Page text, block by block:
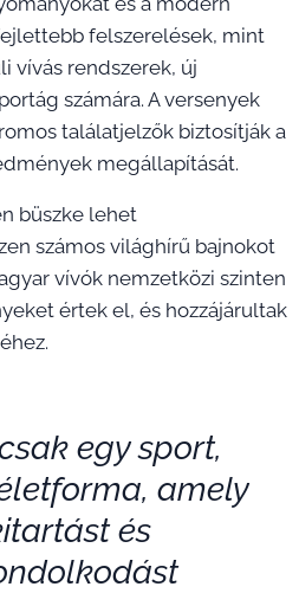
felszerelések, mint
vívás rendszerek, új
számára. A versenyek
találatjelzők biztosítják a
megállapítását.
büszke lehet
számos világhírű bajnokot
vívók nemzetközi szinten
értek el, és hozzájárultak
egy sport,
amely
és